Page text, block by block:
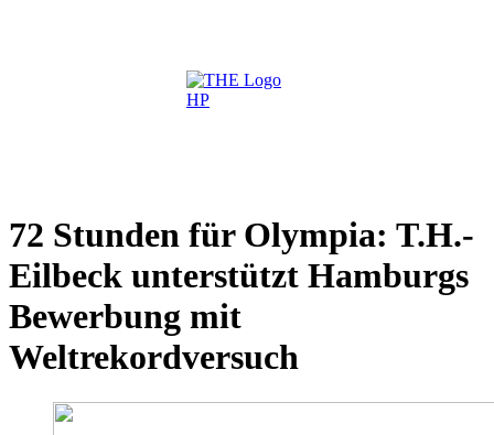
72 Stunden für Olympia: T.H.-
Eilbeck unterstützt Hamburgs
Bewerbung mit
Weltrekordversuch